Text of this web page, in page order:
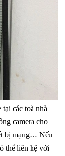
các toà nhà
camera cho
bị mạng… Nếu
thể liên hệ với